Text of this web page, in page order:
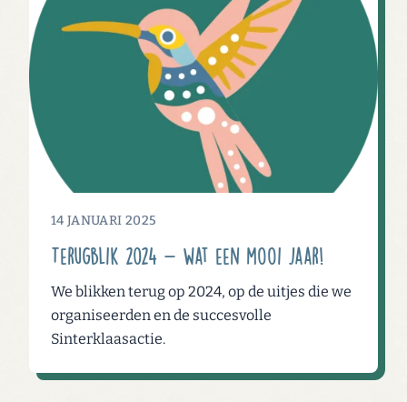
14 JANUARI 2025
Terugblik 2024 - wat een mooi jaar!
We blikken terug op 2024, op de uitjes die we
organiseerden en de succesvolle
Sinterklaasactie.